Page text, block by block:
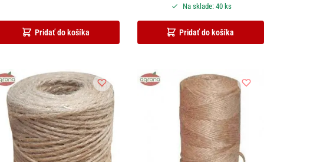
Pridať do košíka Pridať do košíka
Na sklade: 40 ks